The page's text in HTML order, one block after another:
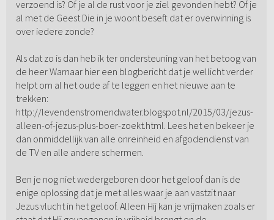
verzoend is? Of je al de rust voor je ziel gevonden hebt? Of je
al met de Geest Die in je woont beseft dat er overwinning is
over iedere zonde?
Als dat zo is dan heb ik ter ondersteuning van het betoog van
de heer Warnaar hier een blogbericht dat je wellicht verder
helpt om al het oude af te leggen en het nieuwe aan te
trekken:
http://levendenstromendwater.blogspot.nl/2015/03/jezus-
alleen-of-jezus-plus-boer-zoekt.html. Lees het en bekeer je
dan onmiddellijk van alle onreinheid en afgodendienst van
de TV en alle andere schermen.
Ben je nog niet wedergeboren door het geloof dan is de
enige oplossing dat je met alles waar je aan vastzit naar
Jezus vlucht in het geloof. Alleen Hij kan je vrijmaken zoals er